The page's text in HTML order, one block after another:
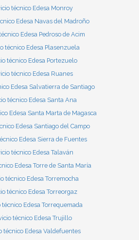
técnico Edesa Monroy
Edesa Navas del Madroño
Edesa Pedroso de Acim
técnico Edesa Plasenzuela
técnico Edesa Portezuelo
técnico Edesa Ruanes
Edesa Salvatierra de Santiago
técnico Edesa Santa Ana
Edesa Santa Marta de Magasca
Edesa Santiago del Campo
Edesa Sierra de Fuentes
técnico Edesa Talaván
Edesa Torre de Santa María
técnico Edesa Torremocha
técnico Edesa Torreorgaz
técnico Edesa Torrequemada
técnico Edesa Trujillo
técnico Edesa Valdefuentes